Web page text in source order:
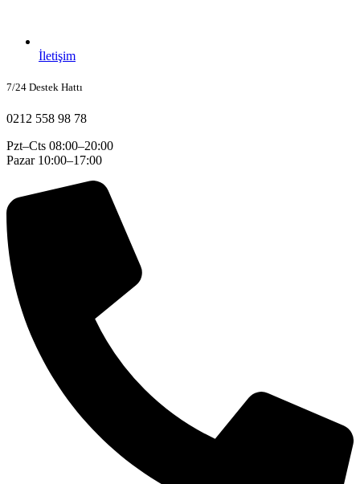
İletişim
7/24 Destek Hattı
0212 558 98 78
Pzt–Cts 08:00–20:00
Pazar 10:00–17:00